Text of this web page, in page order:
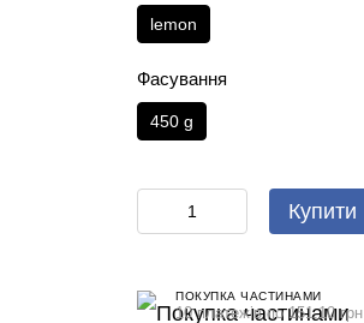
lemon
Фасування
450 g
Купити
ПОКУПКА ЧАСТИНАМИ
10 платежів по 151.10 грн